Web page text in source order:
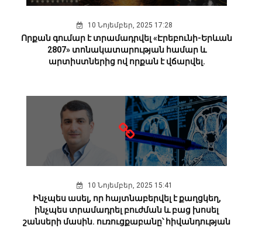
10 Նոյեմբեր, 2025 17:28
Որքան գումար է տրամադրվել «Էրեբունի-Երևան
2807» տոնակատարության համար և
արտիստներից ով որքան է վճարվել.
10 Նոյեմբեր, 2025 15:41
Ինչպես ասել, որ հայտնաբերվել է քաղցկեղ,
ինչպես տրամադրել բուժման և բաց խոսել
շանսերի մասին. ուռուցքաբանը՝ հիվանդության